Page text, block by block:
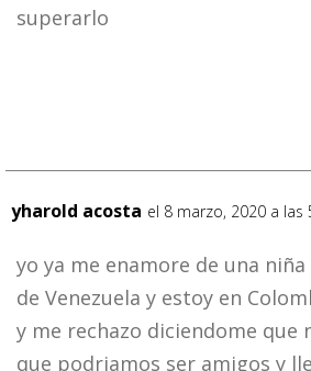
superarlo
yharold acosta el 8 marzo, 2020 a las
yo ya me enamore de una
de Venezuela y estoy en
y me rechazo diciendome que
que podriamos ser amigos y